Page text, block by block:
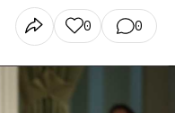
0 0